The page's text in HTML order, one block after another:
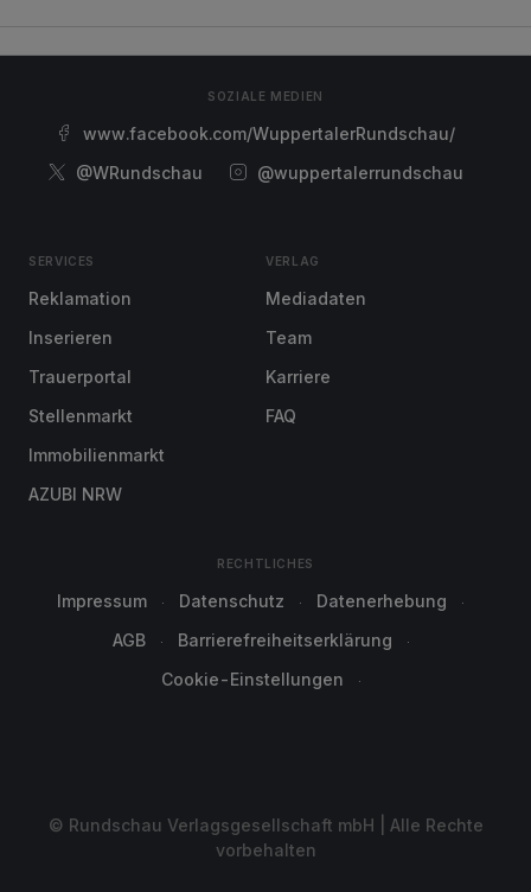
SOZIALE MEDIEN
www.facebook.com/WuppertalerRundschau/
@WRundschau
@wuppertalerrundschau
SERVICES
Reklamation
Inserieren
Trauerportal
Stellenmarkt
Immobilienmarkt
AZUBI NRW
VERLAG
Mediadaten
Team
Karriere
FAQ
RECHTLICHES
Impressum Datenschutz
Datenerhebung
AGB
Barrierefreiheitserklärung
Cookie-Einstellungen
© Rundschau Verlagsgesellschaft mbH | Alle Rechte
vorbehalten